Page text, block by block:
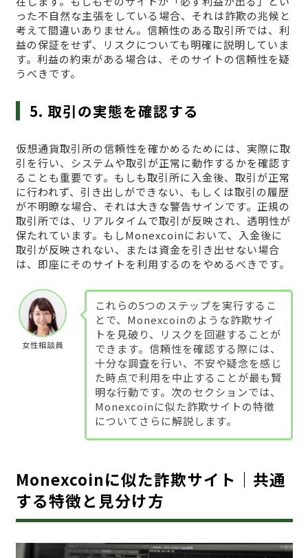
った不自然な主張をしている場合、それは詐欺の兆候と
考えて間違いありません。信頼性のある取引所では、利
益の保証をせず、リスクについても明確に説明していま
す。利益の約束がある場合は、そのサイトの信頼性を疑
うべきです。
5. 取引の実態を確認する
仮想通貨取引所の信頼性を確かめるためには、実際に取
引を行い、システムや取引が正常に動作するかを確認す
ることも重要です。もしも取引所に入金後、取引が正常
に行われず、引き出しができない、もしくは取引の履歴
が不明瞭な場合、それは大きな警告サインです。正規の
取引所では、リアルタイムで取引が反映され、透明性が
保たれています。もしMonexcoinにおいて、入金後に
取引が反映されない、または資金を引き出せない場合
は、即座にそのサイトを利用するのをやめるべきです。
女性相談員
これらの5つのステップを実行するこ
とで、Monexcoinのような詐欺サイ
トを見破り、リスクを回避することが
できます。信頼性を確認する際には、
十分な調査を行い、不安や疑念を感じ
た時点で利用を中止することが最も賢
明な行動です。次のセクションでは、
Monexcoinに似た詐欺サイトの特徴
についてさらに解説します。
Monexcoinに似た詐欺サイト｜共通
する特徴と見分け方